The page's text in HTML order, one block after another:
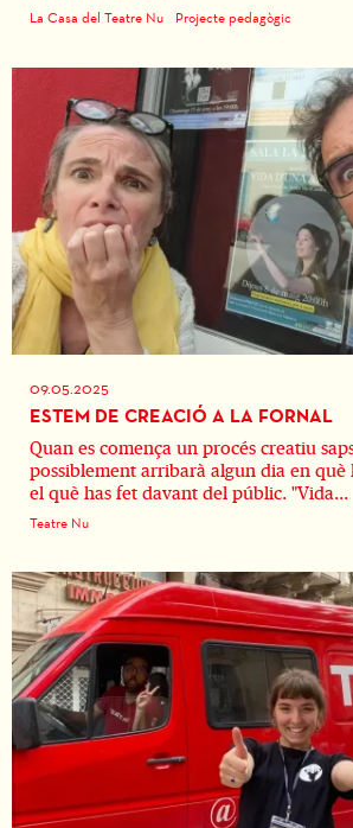
La Casa del Teatre Nu Projecte pedagògic
09.05.2025
ESTEM DE CREACIÓ A LA FORNAL
Quan es comença un procés creatiu
possiblement arribarà algun dia en què
el què has fet davant del públic. "Vida...
Teatre Nu